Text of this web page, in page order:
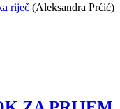
riječ (Aleksandra Prćić)